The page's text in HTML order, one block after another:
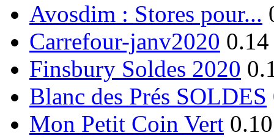
Avosdim : Stores pour...
Carrefour-janv2020
Finsbury Soldes 2020
Blanc des Prés SOLDES
Mon Petit Coin Vert